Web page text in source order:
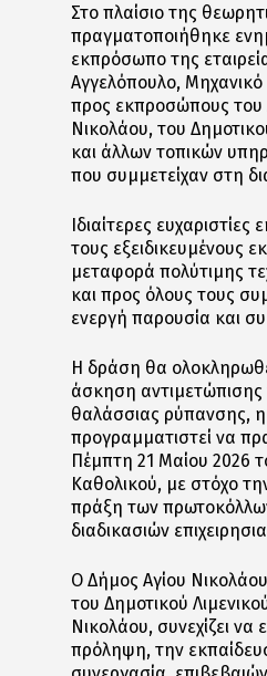
Στο πλαίσιο της
πραγματοποιήθηκε
εκπρόσωπο της
Αγγελόπουλο, Μηχανικό
προς εκπροσώπους του
Νικολάου, του
και άλλων τοπικών
που συμμετείχαν στη
Ιδιαίτερες
τους εξειδικευμένους
μεταφορά πολύτιμης
και προς όλους τους
ενεργή παρουσία και
Η δράση θα
άσκηση αντιμετώπισης
θαλάσσιας ρύπανσης, η
προγραμματιστεί να
Πέμπτη 21 Μαίου 2026
Καθολικού, με στόχο
πράξη των
διαδικασιών
Ο Δήμος Αγίου
του Δημοτικού
Νικολάου, συνεχίζει να
πρόληψη, την